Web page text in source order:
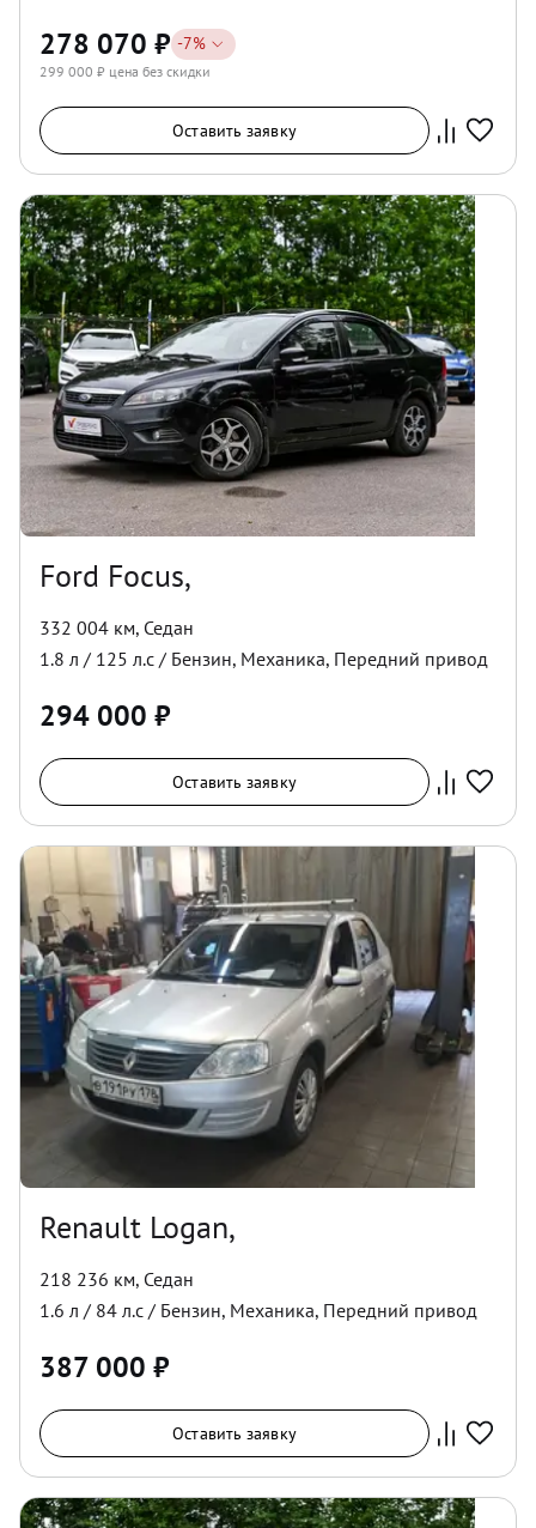
278 070 ₽ -7%
299 000 ₽ цена без скидки
Оставить заявку
Ford Focus,
332 004 км, Седан
1.8 л / 125 л.с / Бензин, Механика, Передний привод
294 000 ₽
Оставить заявку
Renault Logan,
218 236 км, Седан
1.6 л / 84 л.с / Бензин, Механика, Передний привод
387 000 ₽
Оставить заявку